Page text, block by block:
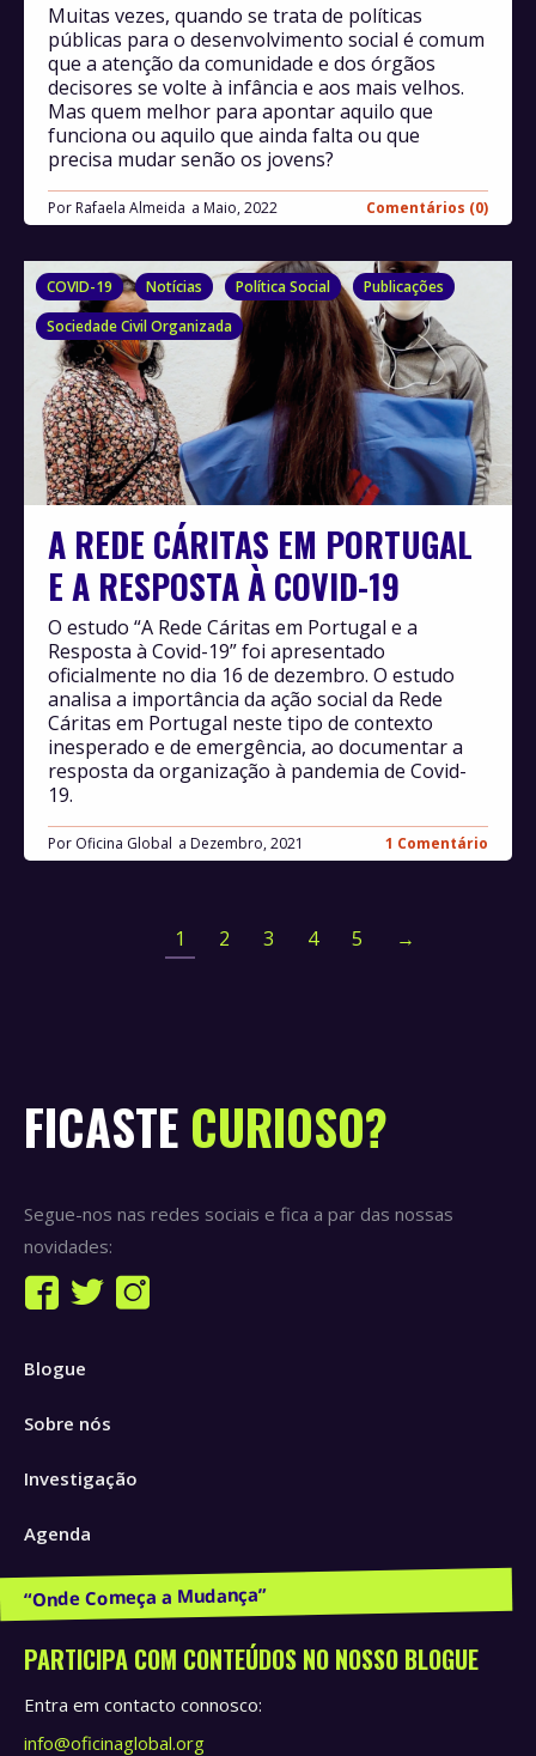
Por Rafaela Almeida Maio, 2022 Comentários (0)
Muitas vezes, quando se trata de políticas
públicas para o desenvolvimento social é comum
que a atenção da comunidade e dos órgãos
decisores se volte à infância e aos mais velhos.
Mas quem melhor para apontar aquilo que
funciona ou aquilo que ainda falta ou que
precisa mudar senão os jovens?
COVID-19 Notícias Política Social
Publicações
Sociedade Civil Organizada
A REDE CÁRITAS EM PORTUGAL
E A RESPOSTA À COVID-19
Por Oficina Global Dezembro, 2021 1 Comentário
O estudo “A Rede Cáritas em Portugal e a
Resposta à Covid-19” foi apresentado
oficialmente no dia 16 de dezembro. O estudo
analisa a importância da ação social da Rede
Cáritas em Portugal neste tipo de contexto
inesperado e de emergência, ao documentar a
resposta da organização à pandemia de Covid-
19.
1 2 3 4 5 →
FICASTE CURIOSO?
Segue-nos nas redes sociais e fica a par das nossas
novidades:
Find us on:
Facebook
opens
new
Twitter
new
Instagram
Blogue
Sobre nós
Investigação
Agenda
Publicações e Recursos
PARTICIPA COM CONTEÚDOS NO NOSSO BLOGUE
Entra em contacto connosco:
info@oficinaglobal.org